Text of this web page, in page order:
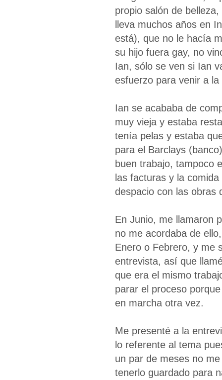
propio salón de
lleva muchos años en
está), que no le hacía
su hijo fuera gay, no
Ian, sólo se ven si Ian
esfuerzo para venir a la
Ian se acababa de
muy vieja y estaba
tenía pelas y estaba
para el Barclays
buen trabajo, tampoco
las facturas y la
despacio con las obras
En Junio, me llamaron
no me acordaba de
Enero o Febrero, y me
entrevista, así que
que era el mismo
parar el proceso
en marcha otra vez.
Me presenté a la
lo referente al tema
un par de meses no
tenerlo guardado para